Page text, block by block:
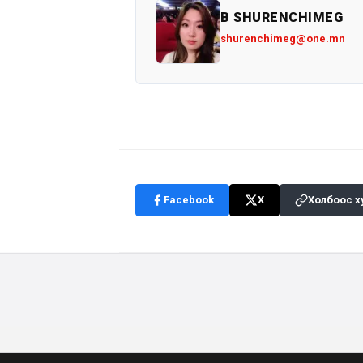
B SHURENCHIMEG
shurenchimeg@one.mn
Facebook X Холбоос